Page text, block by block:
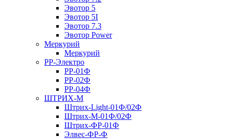
Эвотор 5
Эвотор 5I
Эвотор 7.3
Эвотор Power
Меркурий
Меркурий
РР-Электро
РР-01Ф
РР-02Ф
РР-04Ф
ШТРИХ-М
Штрих-Light-01Ф/02Ф
Штрих-М-01Ф/02Ф
Штрих-ФР-01Ф
Элвес-ФР-Ф